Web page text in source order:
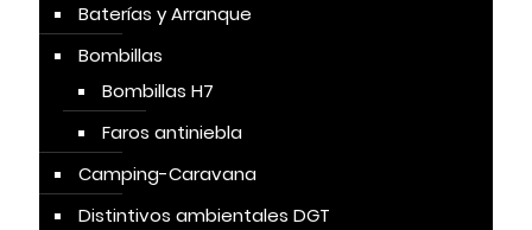
Baterías y Arranque
Bombillas
Bombillas H7
Faros antiniebla
Camping-Caravana
Distintivos ambientales DGT